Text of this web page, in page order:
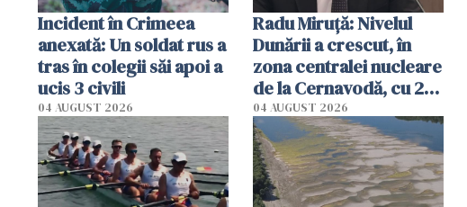
Incident în Crimeea
anexată: Un soldat rus a
tras în colegii săi apoi a
ucis 3 civili
04 AUGUST 2026
Radu Miruţă: Nivelul
Dunării a crescut, în
zona centralei nucleare
de la Cernavodă, cu 2
cm faţă de ziua trecută
04 AUGUST 2026